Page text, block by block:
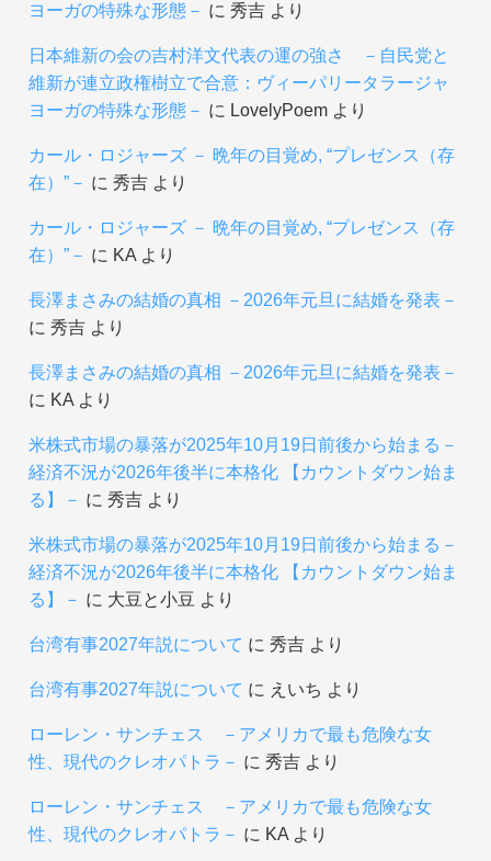
ヨーガの特殊な形態－ に 秀吉より
日本維新の会の吉村洋文代表の運の強さ －自民党と
維新が連立政権樹立で合意：ヴィーパリータラージャ
ヨーガの特殊な形態－ に LovelyPoemより
カール・ロジャーズ － 晩年の目覚め, “プレゼンス（存
在）”－ に 秀吉より
カール・ロジャーズ － 晩年の目覚め, “プレゼンス（存
在）”－ に KAより
長澤まさみの結婚の真相 －2026年元旦に結婚を発表－
に 秀吉より
長澤まさみの結婚の真相 －2026年元旦に結婚を発表－
に KAより
米株式市場の暴落が2025年10月19日前後から始まる－
経済不況が2026年後半に本格化 【カウントダウン始ま
る】－ に 秀吉より
米株式市場の暴落が2025年10月19日前後から始まる－
経済不況が2026年後半に本格化 【カウントダウン始ま
る】－ に 大豆と小豆 より
台湾有事2027年説について に 秀吉より
台湾有事2027年説について に えいち より
ローレン・サンチェス －アメリカで最も危険な女
性、現代のクレオパトラ－ に 秀吉より
ローレン・サンチェス －アメリカで最も危険な女
性、現代のクレオパトラ－ に KAより